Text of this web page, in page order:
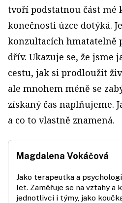
tvoří podstatnou část mé
konečnosti úzce dotýká.
konzultacích hmatatelně
dřív. Ukazuje se, že jsme
cestu, jak si prodloužit
ale mnohem méně se
získaný čas naplňujeme.
a co to vlastně znamená.
Magdalena Vokáčová
Jako terapeutka a
let. Zaměřuje se na vztahy a
jednotlivci i týmy, jako